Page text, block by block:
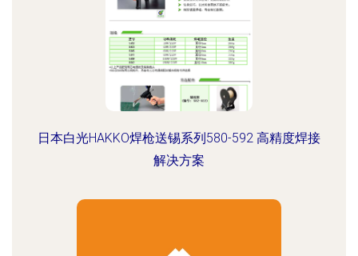
日本白光HAKKO焊枪送锡系列580-592 高精度焊接
解决方案